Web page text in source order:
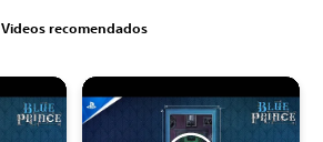
Videos recomendados